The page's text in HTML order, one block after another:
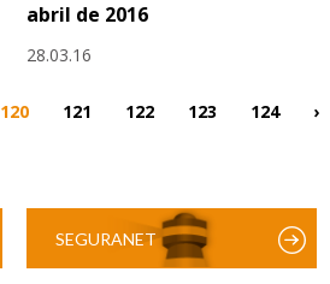
abril de 2016
28.03.16
120 121 122 123 124 ›
SEGURANET